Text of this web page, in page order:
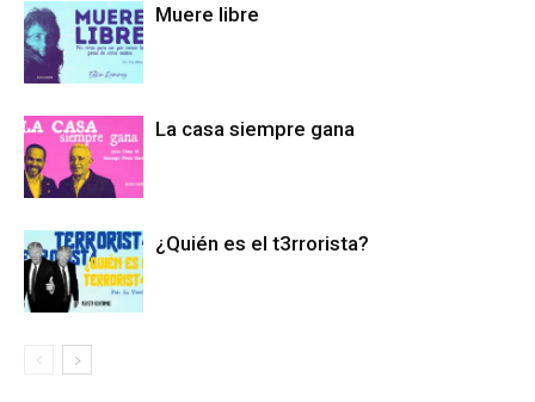
Muere libre
La casa siempre gana
¿Quién es el t3rrorista?